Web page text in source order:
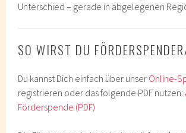
Unterschied – gerade in abgelegenen
SO WIRST DU
Du kannst Dich einfach über unser Online-
registrieren oder das folgende PDF nutzen:
Förderspende (PDF)